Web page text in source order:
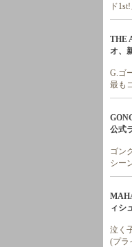
ド
THE
オ、
G.ゴ
最も
公式
ゴン
シー
ィシ
泣く
(プラ